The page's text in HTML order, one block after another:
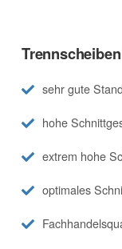
sehr gute
hohe
extrem hohe
optimales